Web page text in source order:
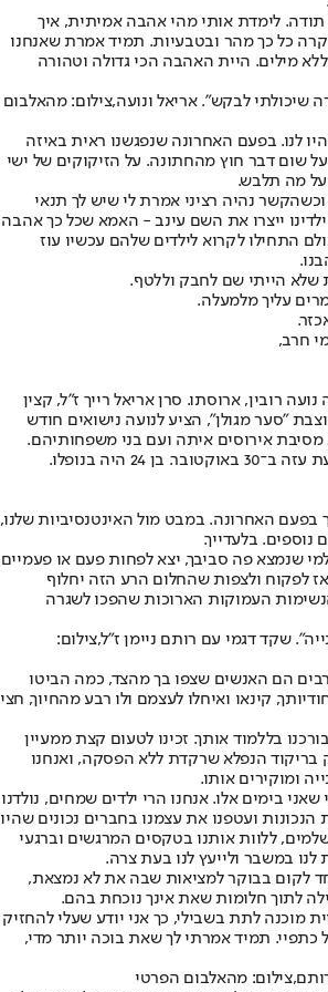
תודה. לימדת אותי מהי אהבה אמיתית, איך
קרה כל כך מהר ובטבעיות. תמיד אמרת שאנחנו
מילים. היית האהבה הכי גדולה וטהורה
שיכולתי לבקש". אריאל ונועה,צילום: מהאלבום
לנו. בפעם האחרונה שנפגשנו ראית באיזה
שום דבר חוץ מהחתונה. על הזיקוקים של ישי
ועל מה תלבש.
וכשהקשר נהיה רציני אמרת לי שיש לך תנאי
ייצרו את השם עינב - האמא שכל כך אהבה
התחילו לקרוא לילדים שלהם עכשיו עוז
שלא הייתי שם לחבק וללטף.
עליך מלמעלה.
חרב,
רובין, ארוסתו. סרן אריאל רייך ז"ל, קצין
בגדוד 77 שבעוצבת "סער מגולן", הציע לנועה נישואים חודש
מסיבת אירוסים איתה ועם בני משפחותיהם.
24 היה בנופלו.
האחרונה. במבט מול האינטנסיביות שלנו,
נוספים. בלעדייך.
שנמצא פה סביבך, יצא לפחות פעם או פעמיים
לפקוח ולצפות שהחלום הרע הזה יחלוף
העמוקות הארוכות שהפכו לשגרה
שקד דגמי עם רותם ניימן ז"ל,צילום:
הם האנשים שצפו בך מהצד, כמה הביטו
קינאו ואיחלו לעצמם ולו רבע מהחיוך, חצי
בללמוד אותך. זכינו לטעום קצת ממעיין
בריקוד הנפלא שרקדת ללא הפסקה, ואנחנו
ומוקירים אותו.
בימים אלו. אנחנו הרי ילדים שמחים, נולדנו
ועטפנו את עצמנו בחברים נכונים שהיו
ללוות אותנו בטקסים המרגשים וברגעי
לנו במשבר ולייעץ לנו בעת צרה.
לקום בבוקר למציאות שבה את לא נמצאת,
לתוך חלומות שאת אינך נוכחת בהם.
מוכנה לתת בשבילי, כך אני יודע שעלי להחזיק
תמיד אמרתי לך שאת בוכה יותר מדי,
מהאלבום הפרטי